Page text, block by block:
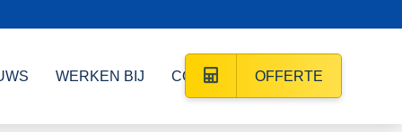
WERKEN BIJ CONTACT OFFERTE